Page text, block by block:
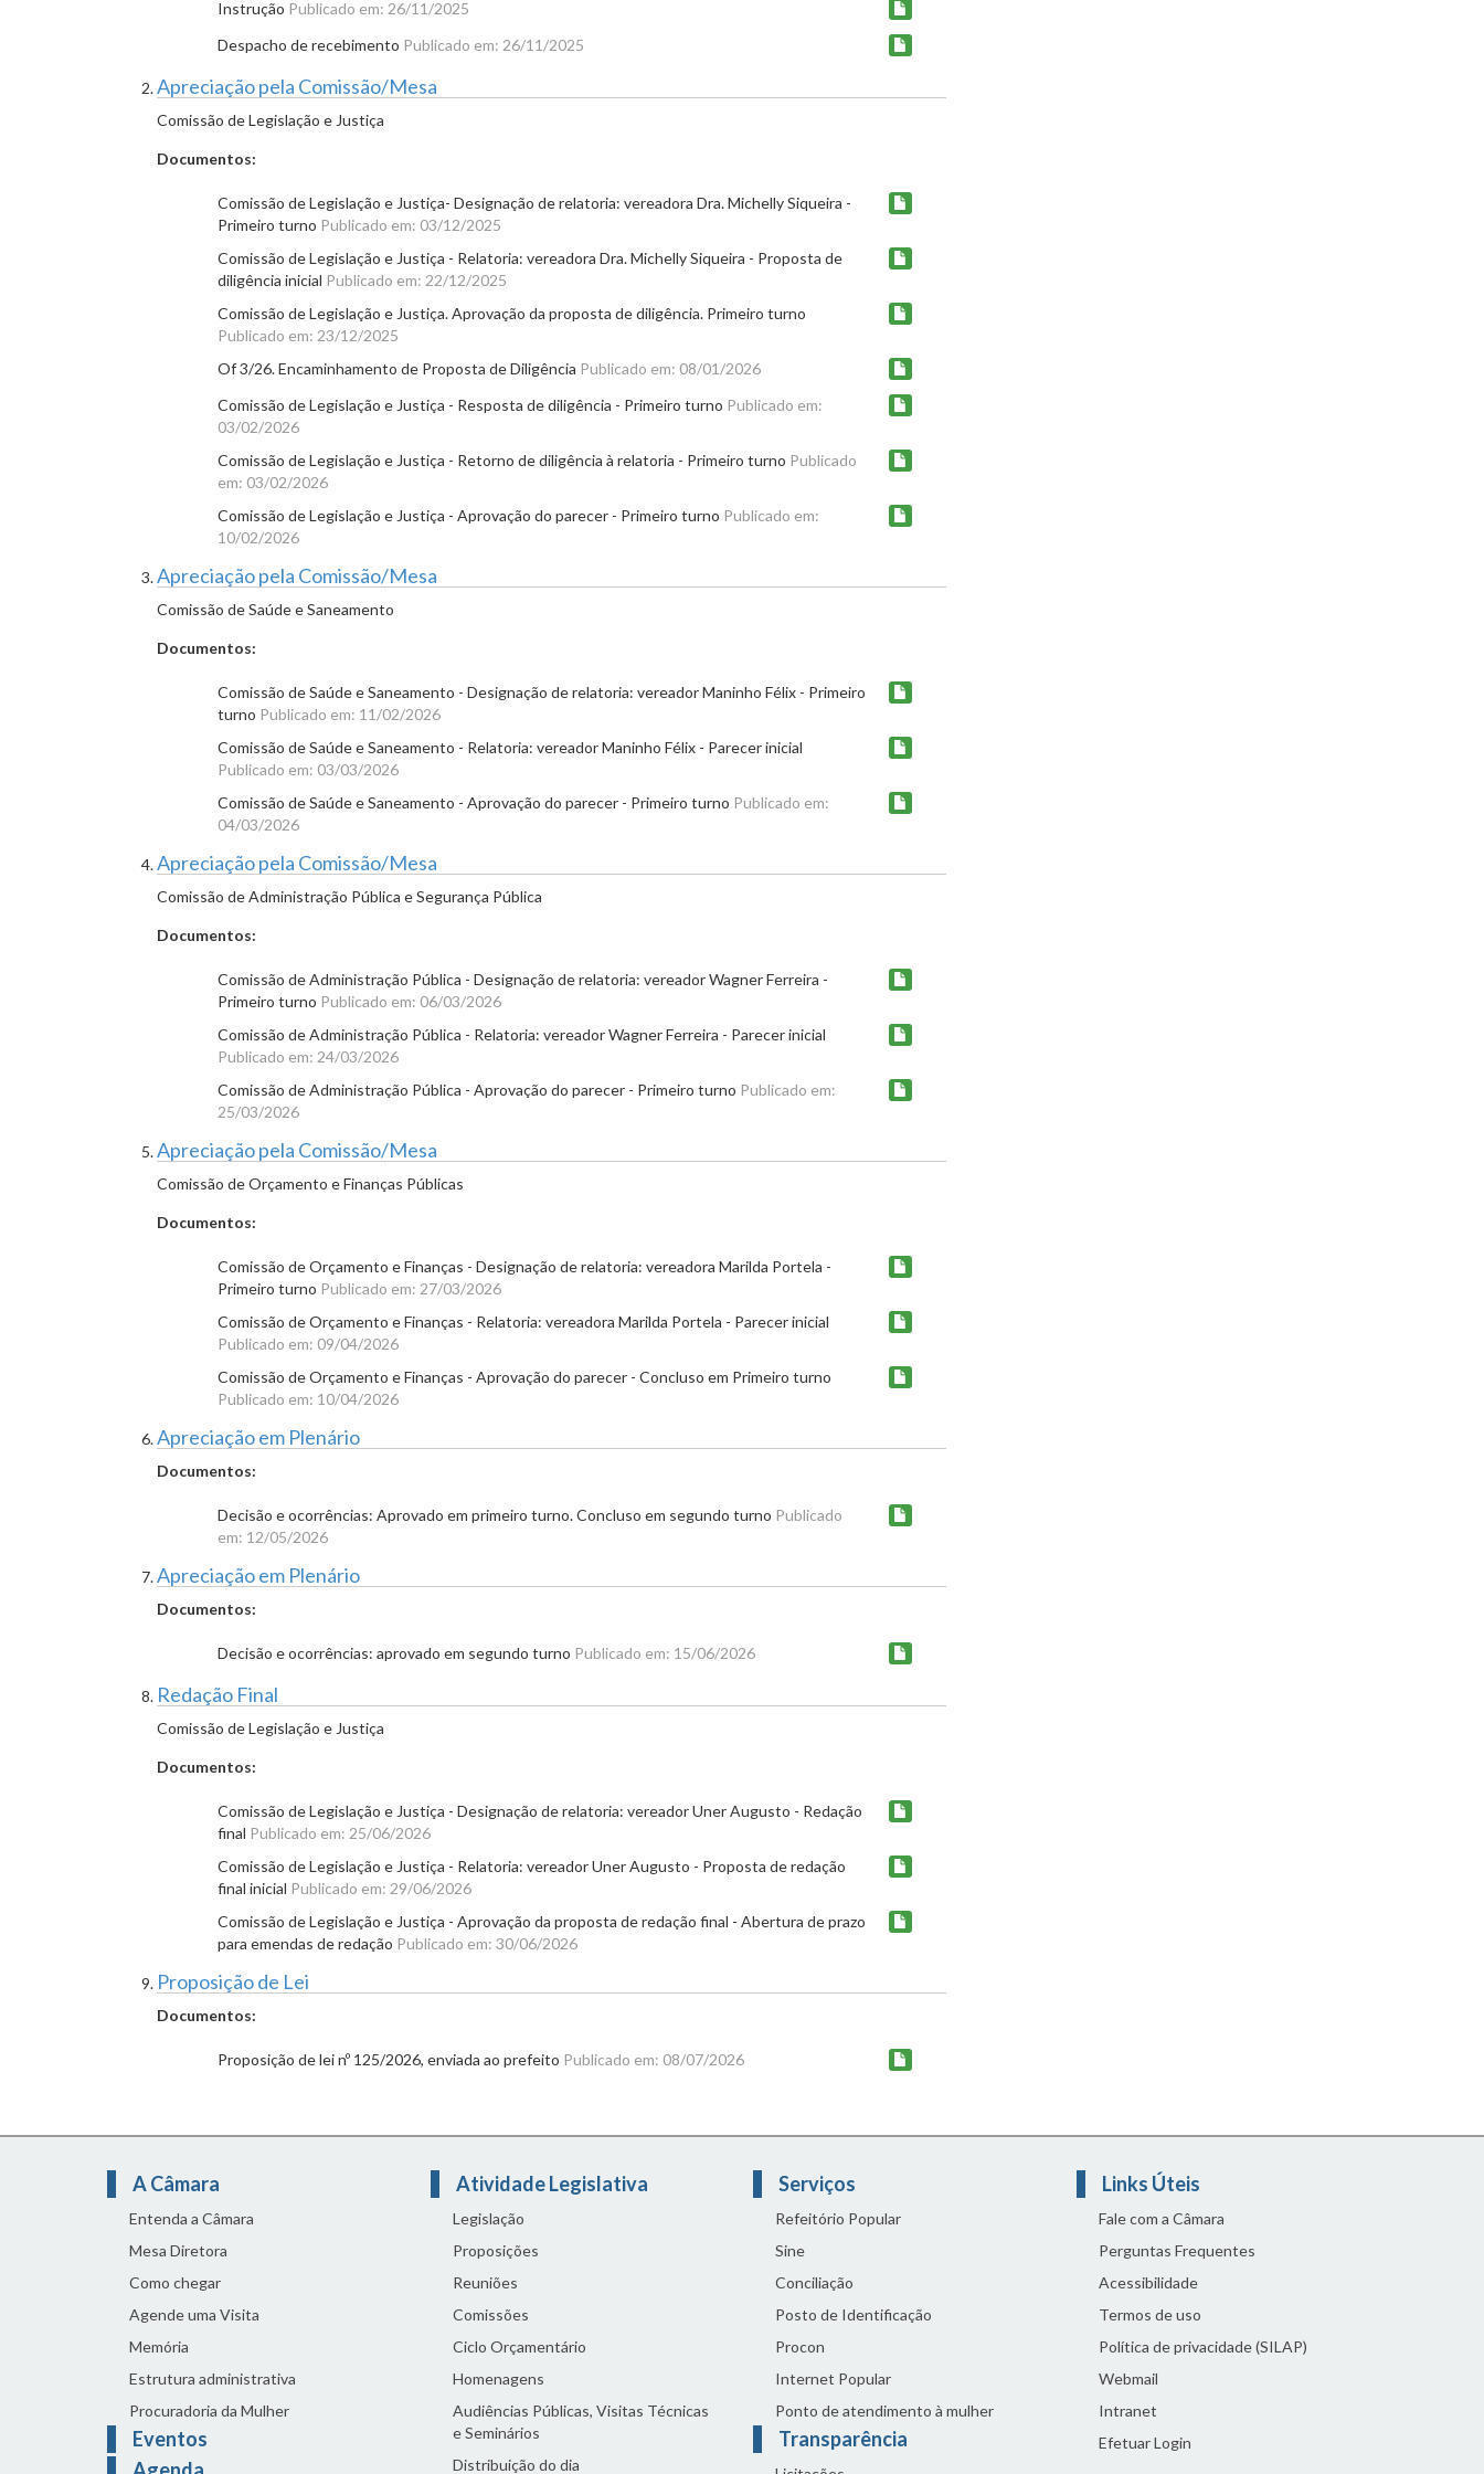
Instrução Publicado em: 26/11/2025
Despacho de recebimento Publicado em: 26/11/2025
Apreciação pela Comissão/Mesa
Comissão de Legislação e Justiça
Documentos:
Comissão de Legislação e Justiça- Designação de relatoria: vereadora Dra. Michelly Siqueira -
Primeiro turno Publicado em: 03/12/2025
Comissão de Legislação e Justiça - Relatoria: vereadora Dra. Michelly Siqueira - Proposta de
diligência inicial Publicado em: 22/12/2025
Comissão de Legislação e Justiça. Aprovação da proposta de diligência. Primeiro turno
Publicado em: 23/12/2025
Of 3/26. Encaminhamento de Proposta de Diligência Publicado em: 08/01/2026
Comissão de Legislação e Justiça - Resposta de diligência - Primeiro turno Publicado em:
03/02/2026
Comissão de Legislação e Justiça - Retorno de diligência à relatoria - Primeiro turno Publicado
em: 03/02/2026
Comissão de Legislação e Justiça - Aprovação do parecer - Primeiro turno Publicado em:
10/02/2026
Apreciação pela Comissão/Mesa
Comissão de Saúde e Saneamento
Documentos:
Comissão de Saúde e Saneamento - Designação de relatoria: vereador Maninho Félix - Primeiro
turno Publicado em: 11/02/2026
Comissão de Saúde e Saneamento - Relatoria: vereador Maninho Félix - Parecer inicial
Publicado em: 03/03/2026
Comissão de Saúde e Saneamento - Aprovação do parecer - Primeiro turno Publicado em:
04/03/2026
Apreciação pela Comissão/Mesa
Comissão de Administração Pública e Segurança Pública
Documentos:
Comissão de Administração Pública - Designação de relatoria: vereador Wagner Ferreira -
Primeiro turno Publicado em: 06/03/2026
Comissão de Administração Pública - Relatoria: vereador Wagner Ferreira - Parecer inicial
Publicado em: 24/03/2026
Comissão de Administração Pública - Aprovação do parecer - Primeiro turno Publicado em:
25/03/2026
Apreciação pela Comissão/Mesa
Comissão de Orçamento e Finanças Públicas
Documentos:
Comissão de Orçamento e Finanças - Designação de relatoria: vereadora Marilda Portela -
Primeiro turno Publicado em: 27/03/2026
Comissão de Orçamento e Finanças - Relatoria: vereadora Marilda Portela - Parecer inicial
Publicado em: 09/04/2026
Comissão de Orçamento e Finanças - Aprovação do parecer - Concluso em Primeiro turno
Publicado em: 10/04/2026
Apreciação em Plenário
Documentos:
Decisão e ocorrências: Aprovado em primeiro turno. Concluso em segundo turno Publicado
em: 12/05/2026
Apreciação em Plenário
Documentos:
Decisão e ocorrências: aprovado em segundo turno Publicado em: 15/06/2026
Redação Final
Comissão de Legislação e Justiça
Documentos:
Comissão de Legislação e Justiça - Designação de relatoria: vereador Uner Augusto - Redação
final Publicado em: 25/06/2026
Comissão de Legislação e Justiça - Relatoria: vereador Uner Augusto - Proposta de redação
final inicial Publicado em: 29/06/2026
Comissão de Legislação e Justiça - Aprovação da proposta de redação final - Abertura de prazo
para emendas de redação Publicado em: 30/06/2026
Proposição de Lei
Documentos:
Proposição de lei nº 125/2026, enviada ao prefeito Publicado em: 08/07/2026
A Câmara
Entenda a Câmara
Mesa Diretora
Como chegar
Agende uma Visita
Memória
Estrutura administrativa
Procuradoria da Mulher
Eventos
Atividade Legislativa
Legislação
Proposições
Reuniões
Comissões
Ciclo Orçamentário
Homenagens
Audiências Públicas, Visitas Técnicas
e Seminários
Distribuição do dia
Serviços
Refeitório Popular
Sine
Conciliação
Posto de Identificação
Procon
Internet Popular
Ponto de atendimento à mulher
Transparência
Links Úteis
Fale com a Câmara
Perguntas Frequentes
Acessibilidade
Termos de uso
Política de privacidade (SILAP)
Webmail
Intranet
Efetuar Login